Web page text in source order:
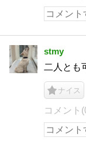
stmy
二人とも
ナイス
コメント